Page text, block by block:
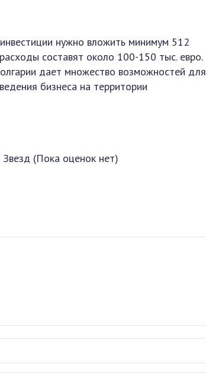
нужно вложить минимум 512
составят около 100-150 тыс. евро.
дает множество возможностей для
бизнеса на территории
(Пока оценок нет)